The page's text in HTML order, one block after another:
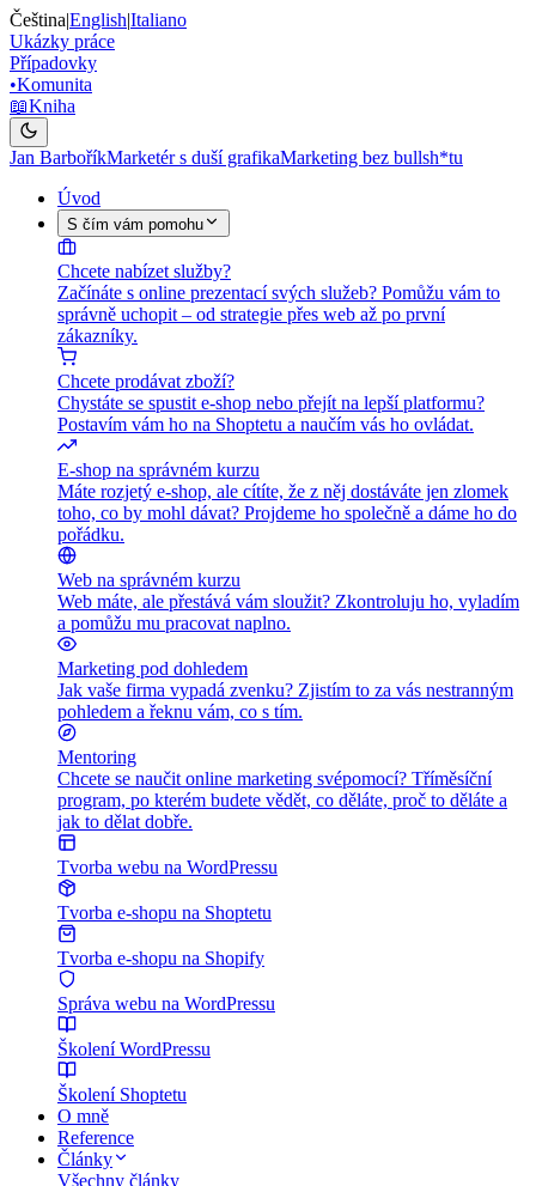
Čeština|English|Italiano
Ukázky práce
Případovky
•Komunita
📖Kniha
Jan BarboříkMarketér s duší grafikaMarketing bez bullsh*tu
Úvod
S čím vám pomohu
Chcete nabízet služby?
Začínáte s online prezentací svých služeb? Pomůžu vám to
správně uchopit – od strategie přes web až po první
zákazníky.
Chcete prodávat zboží?
Chystáte se spustit e-shop nebo přejít na lepší platformu?
Postavím vám ho na Shoptetu a naučím vás ho ovládat.
E-shop na správném kurzu
Máte rozjetý e-shop, ale cítíte, že z něj dostáváte jen zlomek
toho, co by mohl dávat? Projdeme ho společně a dáme ho do
pořádku.
Web na správném kurzu
Web máte, ale přestává vám sloužit? Zkontroluju ho, vyladím
a pomůžu mu pracovat naplno.
Marketing pod dohledem
Jak vaše firma vypadá zvenku? Zjistím to za vás nestranným
pohledem a řeknu vám, co s tím.
Mentoring
Chcete se naučit online marketing svépomocí? Tříměsíční
program, po kterém budete vědět, co děláte, proč to děláte a
jak to dělat dobře.
Tvorba webu na WordPressu
Tvorba e-shopu na Shoptetu
Tvorba e-shopu na Shopify
Správa webu na WordPressu
Školení WordPressu
Školení Shoptetu
O mně
Reference
Články
Všechny články